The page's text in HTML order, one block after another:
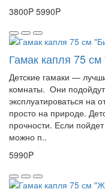
3800P 5990P
Гамак капля 75
Детские гамаки —
комнаты. Они
эксплуатироваться на
просто на природе.
прочности. Если
можно п..
5990P